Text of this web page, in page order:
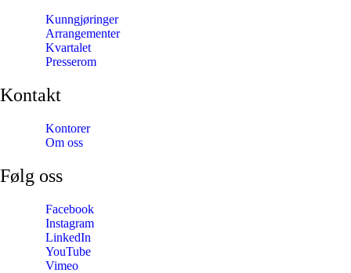
Kunngjøringer
Arrangementer
Kvartalet
Presserom
Kontakt
Kontorer
Om oss
Følg oss
Facebook
Instagram
LinkedIn
YouTube
Vimeo